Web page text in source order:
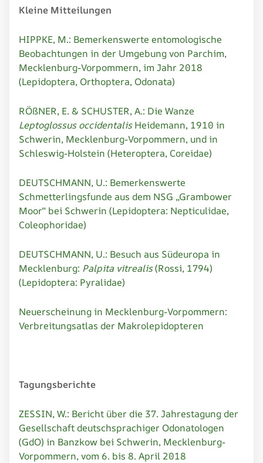
Kleine Mitteilungen
HIPPKE, M.: Bemerkenswerte entomologische
Beobachtungen in der Umgebung von Parchim,
Mecklenburg-Vorpommern, im Jahr 2018
(Lepidoptera, Orthoptera, Odonata)
RÖßNER, E. & SCHUSTER, A.: Die Wanze
Leptoglossus occidentalisHeidemann, 1910 in
Schwerin, Mecklenburg-Vorpommern, und in
Schleswig-Holstein (Heteroptera, Coreidae)
DEUTSCHMANN, U.: Bemerkenswerte
Schmetterlingsfunde aus dem NSG „Grambower
Moor“ bei Schwerin (Lepidoptera: Nepticulidae,
Coleophoridae)
DEUTSCHMANN, U.: Besuch aus Südeuropa in
Mecklenburg: Palpita vitrealis(Rossi, 1794)
(Lepidoptera: Pyralidae)
Neuerscheinung in Mecklenburg-Vorpommern:
Verbreitungsatlas der Makrolepidopteren
Tagungsberichte
ZESSIN, W.: Bericht über die 37. Jahrestagung der
Gesellschaft deutschsprachiger Odonatologen
(GdO) in Banzkow bei Schwerin, Mecklenburg-
Vorpommern, vom 6. bis 8. April 2018